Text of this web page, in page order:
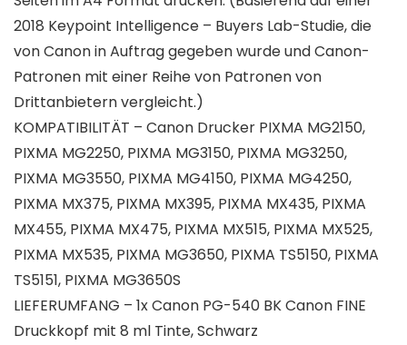
2018 Keypoint Intelligence – Buyers Lab-Studie, die
von Canon in Auftrag gegeben wurde und Canon-
Patronen mit einer Reihe von Patronen von
Drittanbietern vergleicht.)
KOMPATIBILITÄT – Canon Drucker PIXMA MG2150,
PIXMA MG2250, PIXMA MG3150, PIXMA MG3250,
PIXMA MG3550, PIXMA MG4150, PIXMA MG4250,
PIXMA MX375, PIXMA MX395, PIXMA MX435, PIXMA
MX455, PIXMA MX475, PIXMA MX515, PIXMA MX525,
PIXMA MX535, PIXMA MG3650, PIXMA TS5150, PIXMA
TS5151, PIXMA MG3650S
LIEFERUMFANG – 1x Canon PG-540 BK Canon FINE
Druckkopf mit 8 ml Tinte, Schwarz